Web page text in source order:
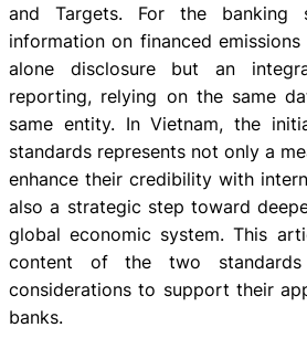
and Targets. For the banking
information on financed
alone disclosure but an
reporting, relying on the same
same entity. In Vietnam, the
standards represents not only a
enhance their credibility with
also a strategic step toward
global economic system. This
content of the two
considerations to support their
banks.